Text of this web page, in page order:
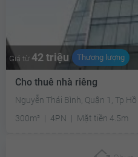
Giá từ 42 triệu Thương lượng
Cho thuê nhà riêng
Nguyễn Thái Bình, Quận 1, Tp
300m²
4PN Mặt tiền 4.5m